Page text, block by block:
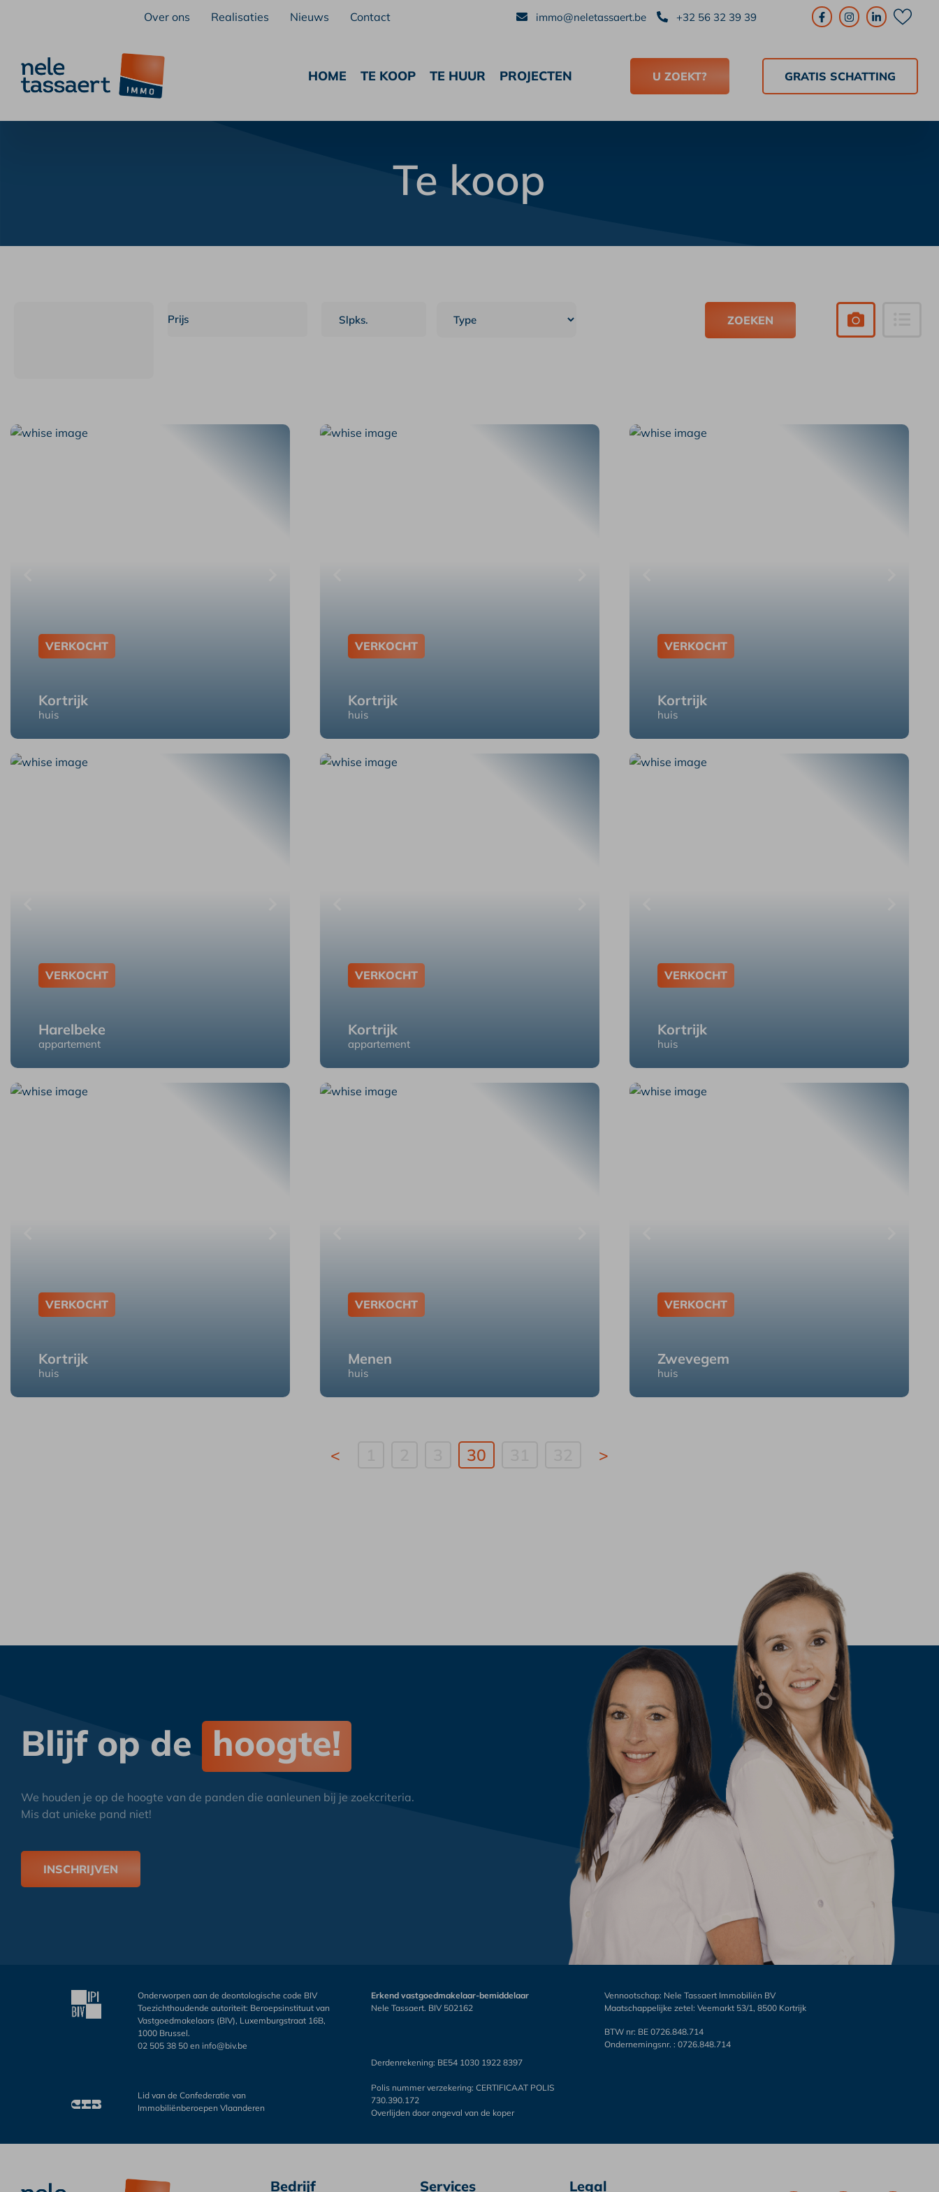
Over ons Realisaties Nieuws Contact immo@neletassaert.be +32 56 32 39 39
HOME TE KOOP TE HUUR PROJECTEN U ZOEKT? GRATIS SCHATTING
Te koop
ZOEKEN
VERKOCHT
Kortrijk
huis
VERKOCHT
Kortrijk
huis
VERKOCHT
Kortrijk
huis
VERKOCHT
Harelbeke
appartement
VERKOCHT
Kortrijk
appartement
VERKOCHT
Kortrijk
huis
VERKOCHT
Kortrijk
huis
VERKOCHT
Menen
huis
VERKOCHT
Zwevegem
huis
< 30 >
Blijf op de hoogte!
We houden je op de hoogte van de panden die aanleunen bij je zoekcriteria.
Mis dat unieke pand niet!
INSCHRIJVEN
Onderworpen aan de deontologische code BIV
Toezichthoudende autoriteit: Beroepsinstituut van
Vastgoedmakelaars (BIV), Luxemburgstraat 16B,
1000 Brussel.
02 505 38 50 en info@biv.be
Lid van de Confederatie van
Immobiliënberoepen Vlaanderen
Erkend vastgoedmakelaar-bemiddelaar
Nele Tassaert. BIV 502162
Derdenrekening: BE54 1030 1922 8397
Polis nummer verzekering: CERTIFICAAT POLIS
730.390.172
Overlijden door ongeval van de koper
Vennootschap: Nele Tassaert Immobiliën BV
Maatschappelijke zetel: Veemarkt 53/1, 8500 Kortrijk
BTW nr: BE 0726.848.714
Ondernemingsnr. : 0726.848.714
Bedrijf Services Legal